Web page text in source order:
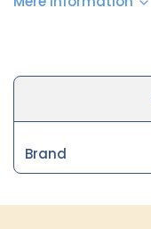
Brand